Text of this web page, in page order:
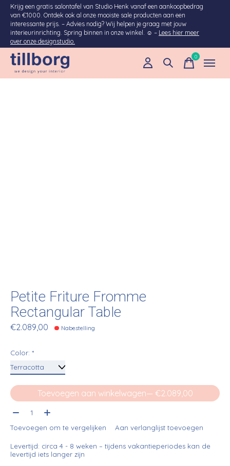
Krijg een gratis salontafel van Studio Henk vanaf een aankoopbedrag
van €1000. Ontdek ook al onze mooiste sale producten aan een
interessante prijs. – Advies nodig? Wij helpen je graag met jouw
interieurinrichting. Spring binnen in onze winkel. ☺ – Lees hier meer
over onze designstudio.
0items
Petite Friture Fromme
Rectangular Table
€2.089,00 Nabestelling
Color: *
Toevoegen aan winkelwagen
— €2.089,00
Aantal:
Toevoegen om te vergelijken Aan verlanglijst toevoegen
Levertijd: circa 4 - 8 weken – tijdens vakantieperiodes kan de
levertijd iets langer zijn